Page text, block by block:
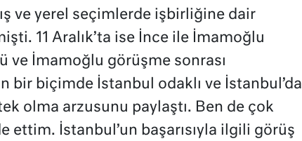
ve yerel seçimlerde işbirliğine dair
11 Aralık’ta ise İnce ile İmamoğlu
ve İmamoğlu görüşme sonrası
bir biçimde İstanbul odaklı ve İstanbul’da
olma arzusunu paylaştı. Ben de çok
ettim. İstanbul’un başarısıyla ilgili görüş